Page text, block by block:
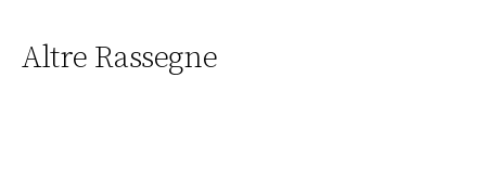
Altre Rassegne